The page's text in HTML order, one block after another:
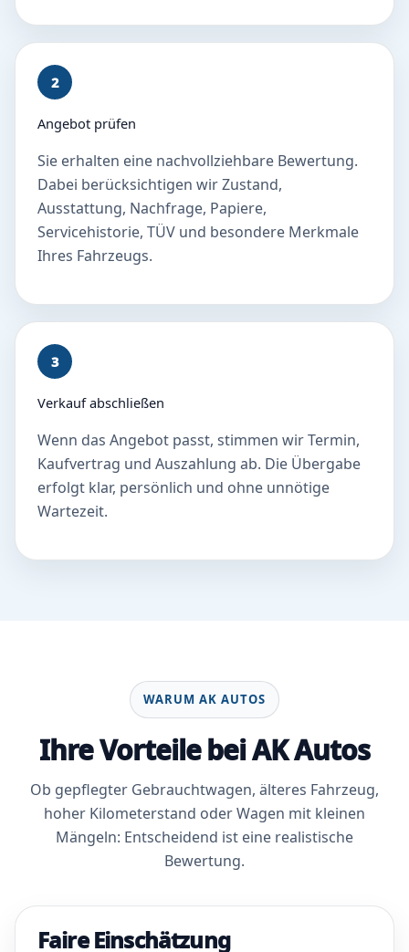
2
Angebot prüfen
Sie erhalten eine nachvollziehbare Bewertung.
Dabei berücksichtigen wir Zustand,
Ausstattung, Nachfrage, Papiere,
Servicehistorie, TÜV und besondere Merkmale
Ihres Fahrzeugs.
3
Verkauf abschließen
Wenn das Angebot passt, stimmen wir Termin,
Kaufvertrag und Auszahlung ab. Die Übergabe
erfolgt klar, persönlich und ohne unnötige
Wartezeit.
WARUM AK AUTOS
Ihre Vorteile bei AK Autos
Ob gepflegter Gebrauchtwagen, älteres Fahrzeug,
hoher Kilometerstand oder Wagen mit kleinen
Mängeln: Entscheidend ist eine realistische
Bewertung.
Faire Einschätzung